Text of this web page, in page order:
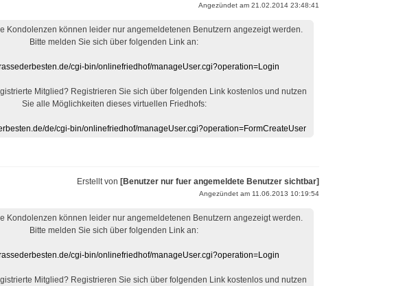
Angezündet am 21.02.2014 23:48:41
Kondolenzen können leider nur angemeldetenen Benutzern angezeigt werden.
Bitte melden Sie sich über folgenden Link an:
cgi-bin/onlinefriedhof/manageUser.cgi?operation=Login
Mitglied? Registrieren Sie sich über folgenden Link kostenlos und nutzen
Sie alle Möglichkeiten dieses virtuellen Friedhofs:
de/cgi-bin/onlinefriedhof/manageUser.cgi?operation=FormCreateUser
Erstellt von [Benutzer nur fuer angemeldete Benutzer sichtbar]
Angezündet am 11.06.2013 10:19:54
Kondolenzen können leider nur angemeldetenen Benutzern angezeigt werden.
Bitte melden Sie sich über folgenden Link an:
cgi-bin/onlinefriedhof/manageUser.cgi?operation=Login
Mitglied? Registrieren Sie sich über folgenden Link kostenlos und nutzen